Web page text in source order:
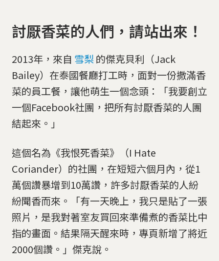
討厭香菜的人們，請站出來！
2013年，來自 雪梨的傑克貝利（Jack
Bailey）在泰國餐廳打工時，面對一份撒滿香
菜的員工餐，讓他萌生一個念頭：「我要創立
一個Facebook社團，把所有討厭香菜的人團
結起來。」
這個名為《我恨死香菜》（I Hate
Coriander）的社團，在短短六個月內，從1
萬個讚暴增到10萬讚，許多討厭香菜的人紛
紛聞香而來。「有一天晚上，我只是貼了一張
照片，是我對著室友買回來準備煮的香菜比中
指的畫面。結果隔天醒來時，專頁新增了將近
2000個讚。」傑克說。